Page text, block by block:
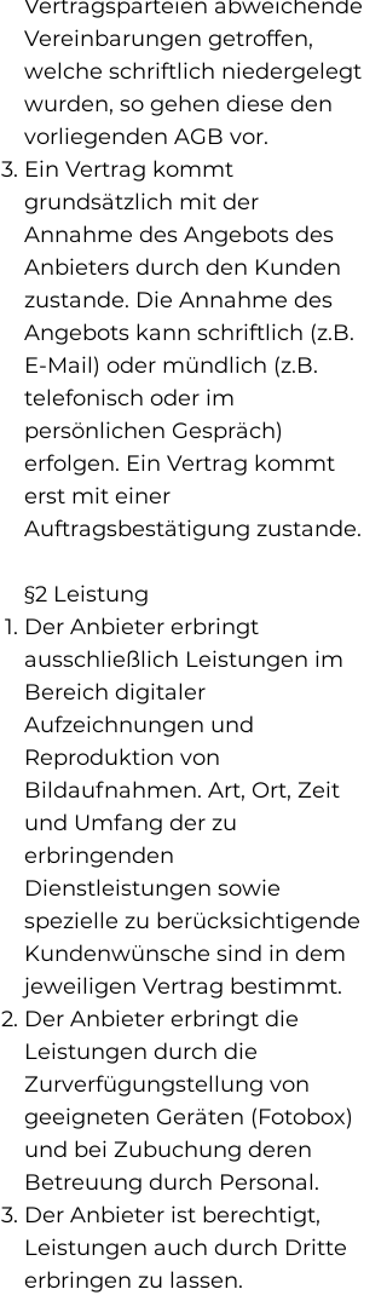
Vertragsparteien abweichende
Vereinbarungen getroffen,
welche schriftlich niedergelegt
wurden, so gehen diese den
vorliegenden AGB vor.
Ein Vertrag kommt
grundsätzlich mit der
Annahme des Angebots des
Anbieters durch den Kunden
zustande. Die Annahme des
Angebots kann schriftlich (z.B.
E-Mail) oder mündlich (z.B.
telefonisch oder im
persönlichen Gespräch)
erfolgen. Ein Vertrag kommt
erst mit einer
Auftragsbestätigung zustande.
§2 Leistung
Der Anbieter erbringt
ausschließlich Leistungen im
Bereich digitaler
Aufzeichnungen und
Reproduktion von
Bildaufnahmen. Art, Ort, Zeit
und Umfang der zu
erbringenden
Dienstleistungen sowie
spezielle zu berücksichtigende
Kundenwünsche sind in dem
jeweiligen Vertrag bestimmt.
Der Anbieter erbringt die
Leistungen durch die
Zurverfügungstellung von
geeigneten Geräten (Fotobox)
und bei Zubuchung deren
Betreuung durch Personal.
Der Anbieter ist berechtigt,
Leistungen auch durch Dritte
erbringen zu lassen.